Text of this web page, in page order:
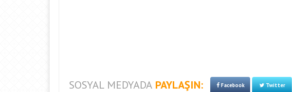
SOSYAL MEDYADA PAYLAŞIN: Facebook Twitter